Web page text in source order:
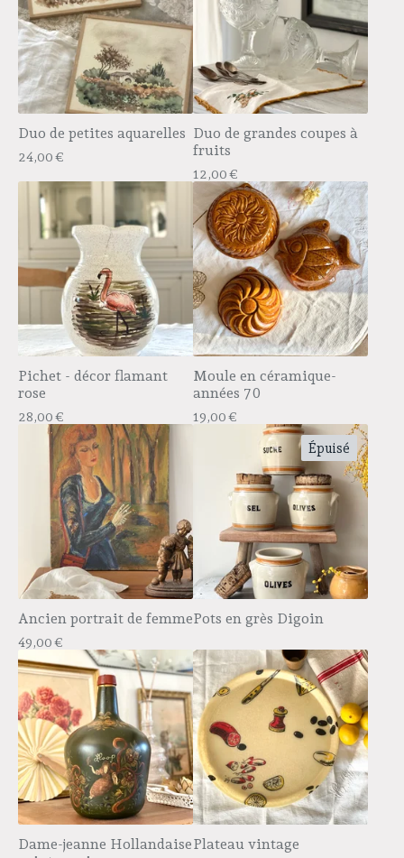
Duo de petites aquarelles
24,00€
Duo de grandes coupes à
fruits
12,00€
Pichet - décor flamant
rose
28,00€
Moule en céramique-
années 70
19,00€
Ancien portrait de femme
49,00€
Épuisé
Pots en grès Digoin
Dame-jeanne HollandaisePlateau vintage